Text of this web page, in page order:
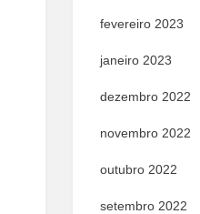
fevereiro 2023
janeiro 2023
dezembro 2022
novembro 2022
outubro 2022
setembro 2022